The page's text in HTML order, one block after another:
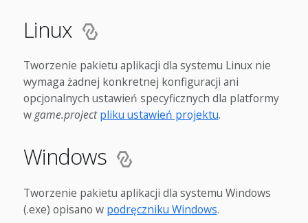
Linux
Tworzenie pakietu aplikacji dla systemu Linux nie
wymaga żadnej konkretnej konfiguracji ani
opcjonalnych ustawień specyficznych dla platformy
wgame.project pliku ustawień projektu.
Windows
Tworzenie pakietu aplikacji dla systemu Windows
(.exe) opisano w podręczniku Windows.